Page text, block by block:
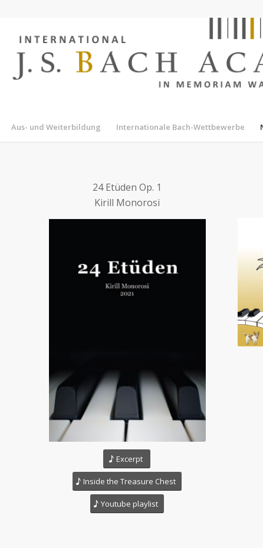
Aus- und Weiterbildung Internationale Bach-Wettbewerbe
24 Etüden Op. 1
Kirill Monorosi
Excerpt
Inside the Treasure Chest
Youtube playlist